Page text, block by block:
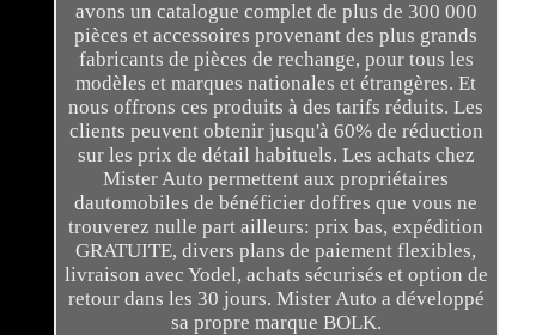
avons un catalogue complet de plus de 300 000
pièces et accessoires provenant des plus grands
fabricants de pièces de rechange, pour tous les
modèles et marques nationales et étrangères. Et
nous offrons ces produits à des tarifs réduits. Les
clients peuvent obtenir jusqu'à 60% de réduction
sur les prix de détail habituels. Les achats chez
Mister Auto permettent aux propriétaires
dautomobiles de bénéficier doffres que vous ne
trouverez nulle part ailleurs: prix bas, expédition
GRATUITE, divers plans de paiement flexibles,
livraison avec Yodel, achats sécurisés et option de
retour dans les 30 jours. Mister Auto a développé
sa propre marque BOLK.